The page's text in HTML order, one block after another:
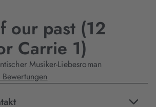
our past (12
Carrie 1)
Musiker-Liebesroman